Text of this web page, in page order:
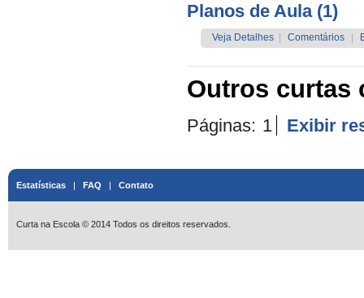
Planos de Aula (1)
Veja Detalhes Comentários
Outros curtas
Páginas: 1 Exibir
Estatísticas | FAQ | Contato
Curta na Escola © 2014 Todos os direitos reservados.